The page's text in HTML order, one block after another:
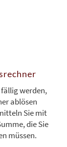
werden,
ablösen
Sie mit
die Sie
müssen.